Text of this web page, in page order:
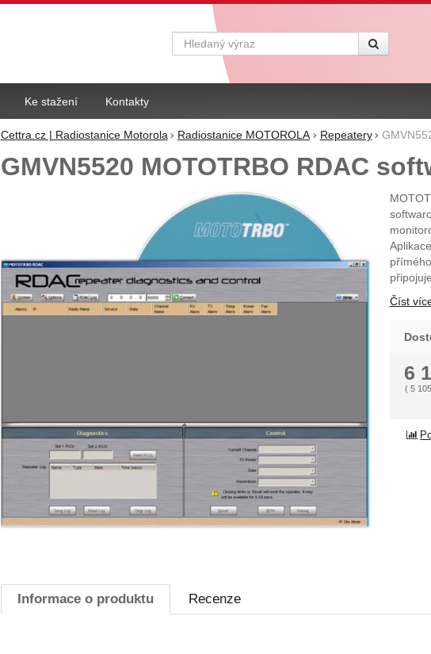
Cettra.cz | Radiostanice Motorola Radiostanice MOTOROLA Repeatery
GMVN5520 MOTOTRBO RDAC
Číst
6
(5 105
Informace o produktu Recenze
Ke stažení Kontakty
Vyhledávání